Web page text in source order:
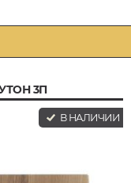
3П
В НАЛИЧИИ